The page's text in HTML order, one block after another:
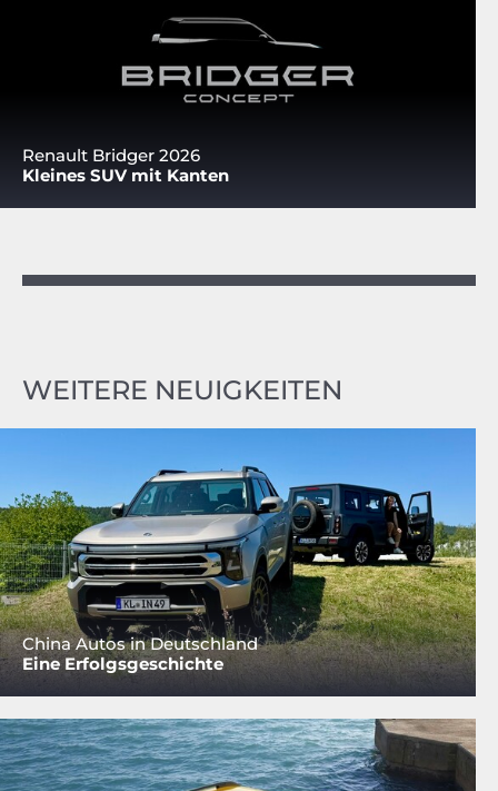
Renault Bridger 2026
Kleines SUV mit Kanten
WEITERE NEUIGKEITEN
China Autos in Deutschland
Eine Erfolgsgeschichte